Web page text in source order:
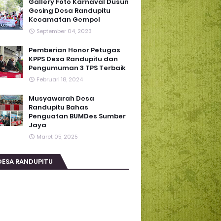
Gesing Desa Randupitu
Kecamatan Gempol
September 04, 2023
Pemberian Honor Petugas
KPPS Desa Randupitu dan
Pengumuman 3 TPS Terbaik
Februari 18, 2024
Musyawarah Desa
Randupitu Bahas
Penguatan BUMDes Sumber
Jaya
Maret 05, 2025
RANDUPITU